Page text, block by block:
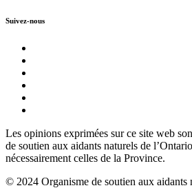
Suivez-nous
Les opinions exprimées sur ce site web
de soutien aux aidants naturels de
nécessairement celles de la Province.
© 2024 Organisme de soutien aux aidants